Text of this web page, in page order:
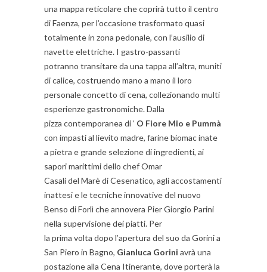
una mappa reticolare che coprirà tutto il centro
di Faenza, per l’occasione trasformato quasi
totalmente in zona pedonale, con l’ausilio di
navette elettriche. I gastro-passanti
potranno transitare da una tappa all’altra, muniti
di calice, costruendo mano a mano il loro
personale concetto di cena, collezionando multi
esperienze gastronomiche. Dalla
pizza contemporanea di ‘ O Fiore Mio e Pummà
con impasti al lievito madre, farine biomac inate
a pietra e grande selezione di ingredienti, ai
sapori marittimi dello chef Omar
Casali del Marè di Cesenatico, agli accostamenti
inattesi e le tecniche innovative del nuovo
Benso di Forlì che annovera Pier Giorgio Parini
nella supervisione dei piatti. Per
la prima volta dopo l’apertura del suo da Gorini a
San Piero in Bagno, Gianluca Gorini avrà una
postazione alla Cena Itinerante, dove porterà la